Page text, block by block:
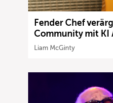
Fender Chef
Community mit KI
Liam McGinty